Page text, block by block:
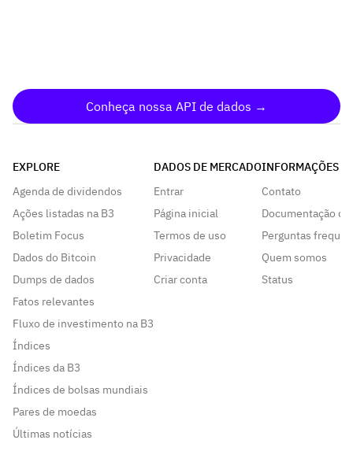
Conheça nossa API de dados →
EXPLORE
Agenda de dividendos
Ações listadas na B3
Boletim Focus
Dados do Bitcoin
Dumps de dados
Fatos relevantes
Fluxo de investimento na B3
Índices
Índices da B3
Índices de bolsas mundiais
Pares de moedas
Últimas notícias
DADOS DE MERCADO
Entrar
Página inicial
Termos de uso
Privacidade
Criar conta
INFORMAÇÕES
Contato
Documentação da
Perguntas
Quem somos
Status